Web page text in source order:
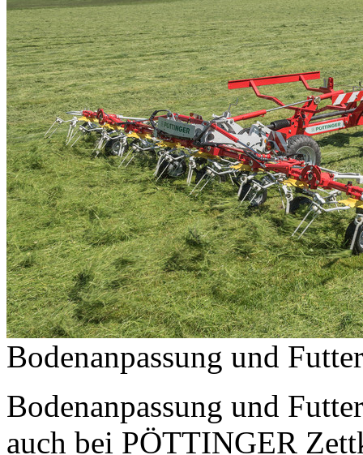
Bodenanpassung und
Bodenanpassung und
auch bei PÖTTINGER